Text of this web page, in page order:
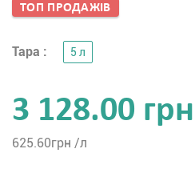
ТОП ПРОДАЖIВ
Тара : 5 л
3 128.00 грн
625.60грн /л